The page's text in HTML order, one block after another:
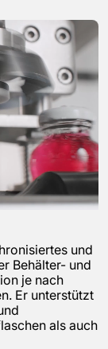
und
Behälter- und
je nach
Er unterstützt
als auch